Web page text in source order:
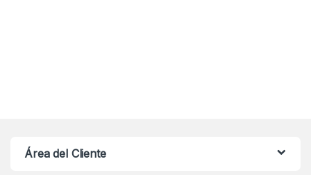
Área del Cliente